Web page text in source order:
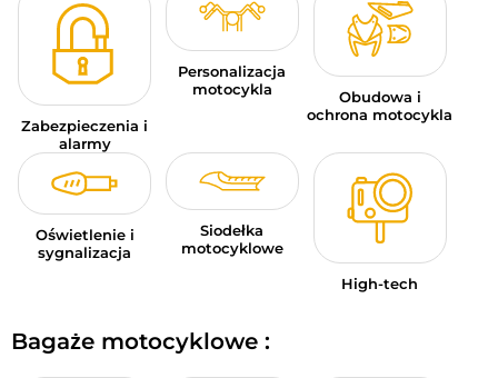
Zabezpieczenia i
alarmy
Personalizacja
motocykla
Obudowa i
ochrona motocykla
Oświetlenie i
sygnalizacja
Siodełka
motocyklowe
High-tech
Bagaże motocyklowe :